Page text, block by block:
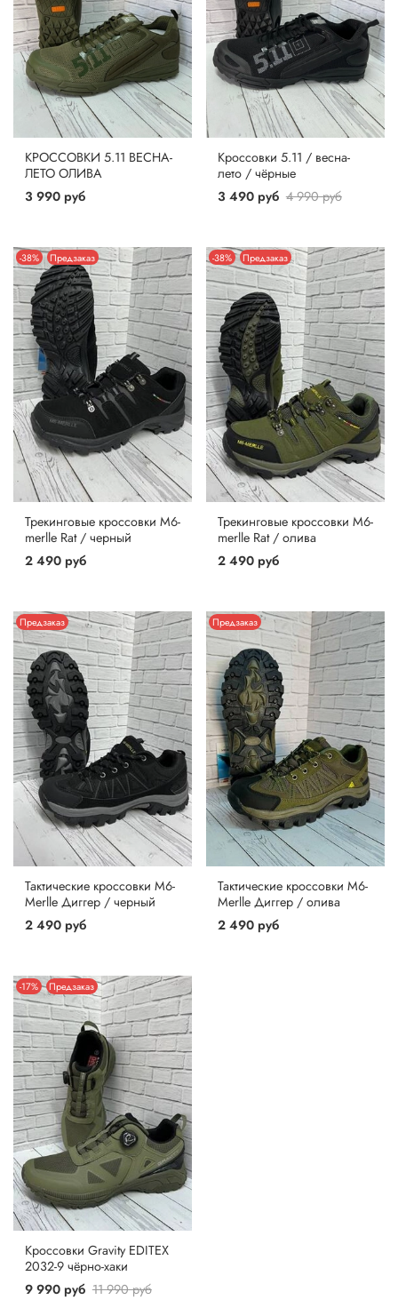
КРОССОВКИ 5.11 ВЕСНА-
ЛЕТО ОЛИВА
3 990 руб
Кроссовки 5.11 / весна-
лето / чёрные
3 490 руб 4 990 руб
-38% Предзаказ
Трекинговые кроссовки M6-
merlle Rat / черный
2 490 руб
-38% Предзаказ
Трекинговые кроссовки M6-
merlle Rat / олива
2 490 руб
Предзаказ
Тактические кроссовки M6-
Merlle Диггер / черный
2 490 руб
Предзаказ
Тактические кроссовки M6-
Merlle Диггер / олива
2 490 руб
-17% Предзаказ
Кроссовки Gravity EDITEX
2032-9 чёрно-хаки
9 990 руб 11 990 руб